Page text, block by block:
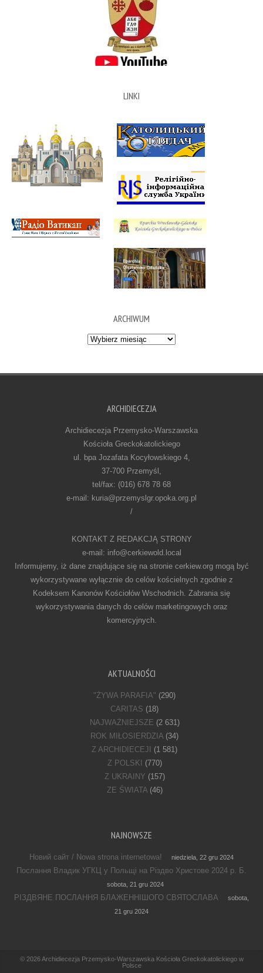
LINKI
ARCHIWUM
Archiwum
ARCHIDIECEZJA
Archidiecezja Przemysko-Warszawska
Kościoła Greckokatolickiego
ul. bpa Jozafata Kocyłowskiego 4,
37-700 Przemyśl,
tel/fax: (016) 678 78 68
e-mail: kuria@przemyslgr.opoka.org.pl
/
KONTAKT Z REDAKCJĄ STRONY
e-mail: info@cerkiewold.local
Informujemy, iż dane znajdujące się na stronie cerkiew.org mogą być
wykorzystywane wyłącznie do celów kościelnych zgodnie z
Kodeksem Kanonów Kościołów Wschodnich. Zabrania się
wykorzystywania danych do celów marketingowych oraz
komercyjnych.
AKTUALNOŚCI
"ŻYWA PARAFIA" (290)
CARITAS (18)
NAJWAŻNIEJSZE (2 631)
ROK MIŁOSIERDZIA(34)
Z ARCHIDIECEJI
(1 581)
Z POLSKI
(770)
Z UKRAINY (157)
ZE ŚWIATA(46)
NAJNOWSZE
Новий сайт / Nowa strona internetowa! niedziela, 22 gru 2024
Послання Владик УГКЦ у Польщі на Різдво Христове 2024 р. Б.
sobota, 21 gru 2024
РІЗДВЯНЕ ПОСЛАННЯ БЛАЖЕННІШОГО СВЯТОСЛАВА
sobota,
21 gru 2024
© 2026Archidiecezja Przemysko-Warszawska Kościoła Greckokatolickiego w
Polsce